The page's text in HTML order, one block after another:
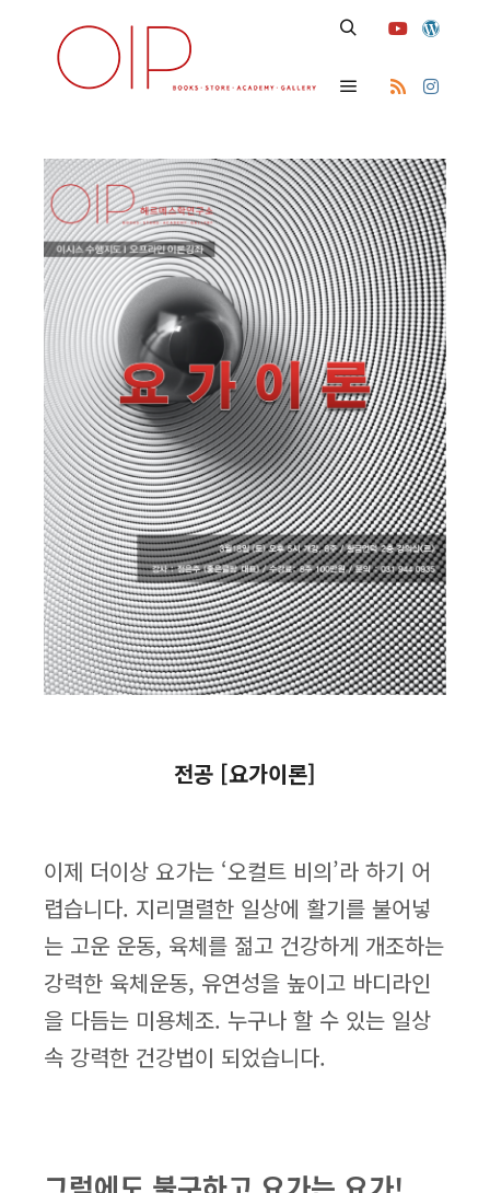
전공 [요가이론]
이제 더이상 요가는 ‘오컬트 비의’라 하기 어
렵습니다. 지리멸렬한 일상에 활기를 불어넣
는 고운 운동, 육체를 젊고 건강하게 개조하는
강력한 육체운동, 유연성을 높이고 바디라인
을 다듬는 미용체조. 누구나 할 수 있는 일상
속 강력한 건강법이 되었습니다.